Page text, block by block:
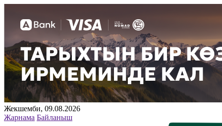
Жекшемби, 09.08.2026
Жарнама Байланыш